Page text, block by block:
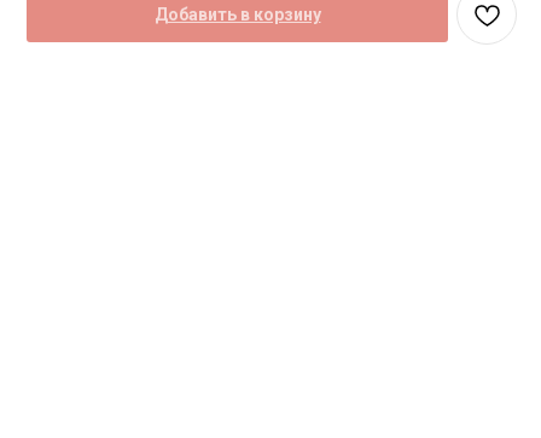
Добавить в корзину